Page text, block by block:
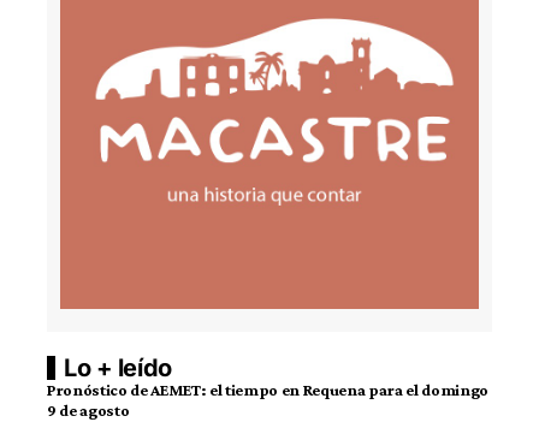
Lo + leído
Pronóstico de AEMET: el tiempo en Requena para el domingo
9 de agosto